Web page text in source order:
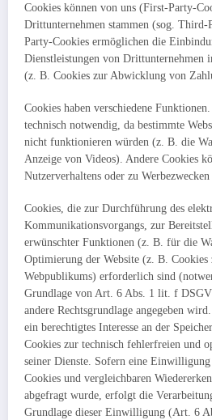
Cookies können von uns (First-Party-
Drittunternehmen stammen (sog.
Party-Cookies ermöglichen die
Dienstleistungen von Drittunternehmen
(z. B. Cookies zur Abwicklung von
Cookies haben verschiedene
technisch notwendig, da bestimmte
nicht funktionieren würden (z. B. die
Anzeige von Videos). Andere Cookies
Nutzerverhaltens oder zu Werbezwecken
Cookies, die zur Durchführung des
Kommunikationsvorgangs, zur
erwünschter Funktionen (z. B. für die
Optimierung der Website (z. B. Cookies
Webpublikums) erforderlich sind
Grundlage von Art. 6 Abs. 1 lit. f
andere Rechtsgrundlage angegeben
ein berechtigtes Interesse an der
Cookies zur technisch fehlerfreien und
seiner Dienste. Sofern eine
Cookies und vergleichbaren
abgefragt wurde, erfolgt die
Grundlage dieser Einwilligung (Art. 6